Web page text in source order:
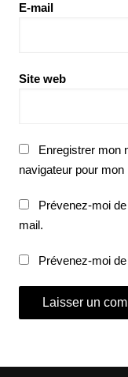
E-mail
Site web
Enregistrer mon
navigateur pour
Prévenez-moi
mail.
Prévenez-moi